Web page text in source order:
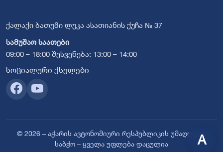
ქალაქი ბათუმი ლუკა ასათიანის ქუჩა № 37
სამუშაო საათები
09:00 – 18:00 შესვენება: 13:00 – 14:00
სოციალური ქსელები
© 2026 – აჭარის ავტონომიური რესპუბლიკის უმაღლესი
საბჭო – ყველა უფლება დაცულია
A